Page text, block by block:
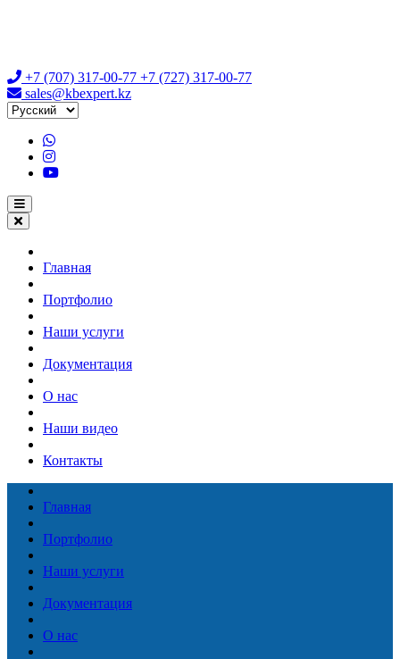
+7 (707) 317-00-77 +7 (727) 317-00-77
sales@kbexpert.kz
Главная
Портфолио
Наши услуги
Документация
О нас
Наши видео
Контакты
Главная
Портфолио
Наши услуги
Документация
О нас